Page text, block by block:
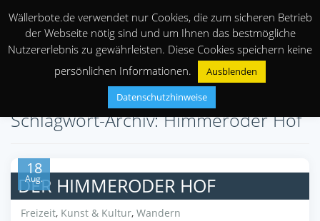
Schlagwort-Archiv: Himmeroder Hof
18
Aug.
DER HIMMERODER HOF
Freizeit, Kunst & Kultur, Wandern
Wällerbote.de verwendet nur Cookies, die zum sicheren Betrieb
der Webseite nötig sind und um Ihnen das bestmögliche
Nutzererlebnis zu gewährleisten. Diese Cookies speichern keine
persönlichen Informationen.
Ausblenden
Datenschutzhinweise